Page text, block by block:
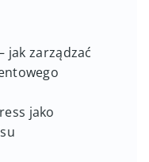
jak zarządzać
jako